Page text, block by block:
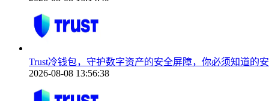
Trust冷钱包，守护数字资产的安全屏障，你必须知道的
2026-08-08 13:56:38